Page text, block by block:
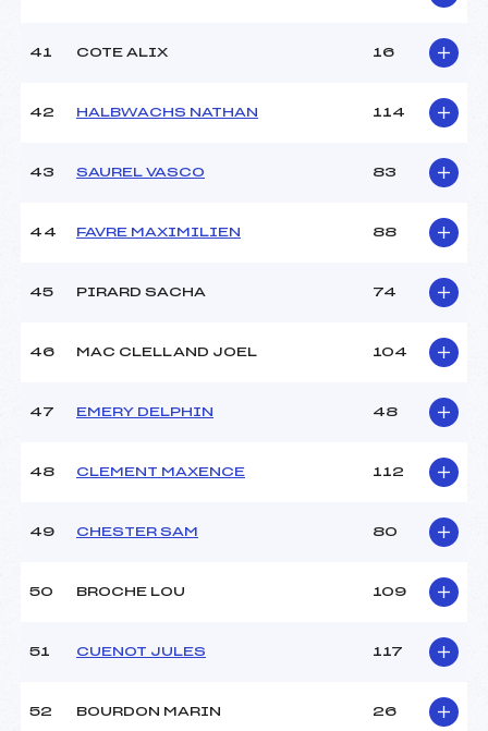
41 COTE ALIX 16
42 HALBWACHS NATHAN 114
43 SAUREL VASCO 83
44 FAVRE MAXIMILIEN 88
45 PIRARD SACHA 74
46 MAC CLELLAND JOEL 104
47 EMERY DELPHIN 48
48 CLEMENT MAXENCE 112
49 CHESTER SAM 80
50 BROCHE LOU 109
51 CUENOT JULES 117
52 BOURDON MARIN 26